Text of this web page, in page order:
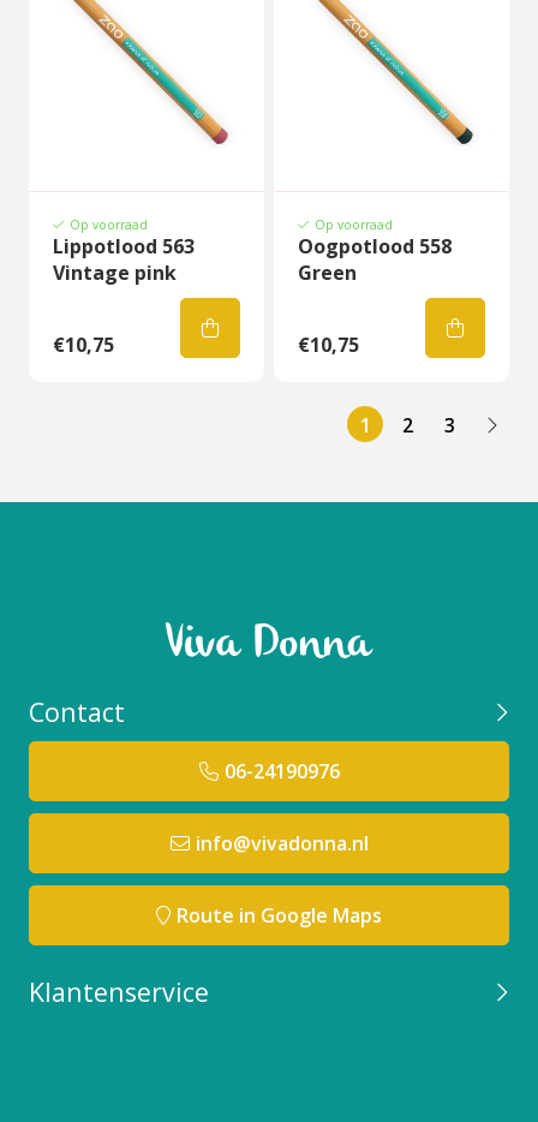
Op voorraad
Lippotlood 563
Vintage pink
€10,75
Op voorraad
Oogpotlood 558
Green
€10,75
1 2 3
Contact
06-24190976
info@vivadonna.nl
Route in Google Maps
Klantenservice